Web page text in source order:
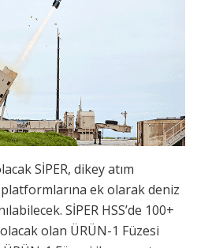
SİPER, dikey atım
ek olarak deniz
SİPER HSS’de 100+
olan ÜRÜN-1 Füzesi